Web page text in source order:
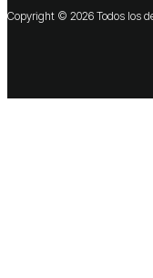
Copyright © 2026 Todos los